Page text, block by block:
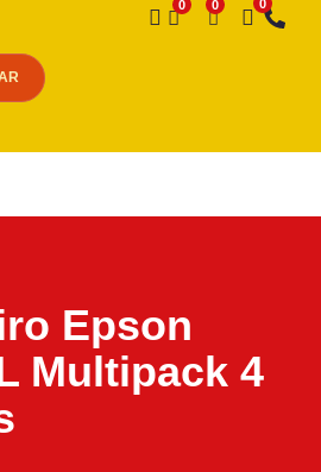
Desejo
Epson
Multipack 4